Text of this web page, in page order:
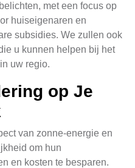
met een focus op
huiseigenaren en
subsidies. We zullen ook
u kunnen helpen bij het
uw regio.
op Je
van zonne-energie en
om hun
en kosten te besparen.